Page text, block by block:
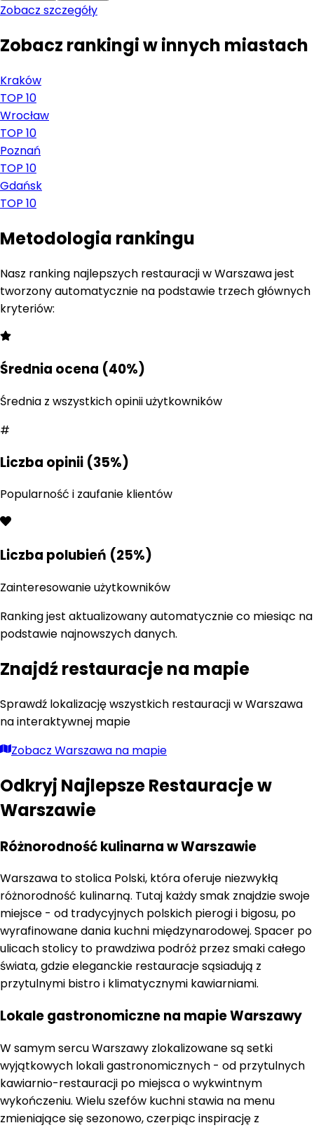
Zobacz szczegóły
Zobacz rankingi w innych miastach
Kraków
TOP 10
Wrocław
TOP 10
Poznań
TOP 10
Gdańsk
TOP 10
Metodologia rankingu
Nasz ranking najlepszych restauracji wWarszawajest
tworzony automatycznie na podstawie trzech głównych
kryteriów:
Średnia ocena (40%)
Średnia z wszystkich opinii użytkowników
#
Liczba opinii (35%)
Popularność i zaufanie klientów
Liczba polubień (25%)
Zainteresowanie użytkowników
Ranking jest aktualizowany automatycznie co miesiąc na
podstawie najnowszych danych.
Znajdź restauracje na mapie
Sprawdź lokalizację wszystkich restauracji wWarszawa
na interaktywnej mapie
Zobacz Warszawa na mapie
Odkryj Najlepsze Restauracje w
Warszawie
Różnorodność kulinarna w Warszawie
Warszawa to stolica Polski, która oferuje niezwykłą
różnorodność kulinarną. Tutaj każdy smak znajdzie swoje
miejsce - od tradycyjnych polskich pierogi i bigosu, po
wyrafinowane dania kuchni międzynarodowej. Spacer po
ulicach stolicy to prawdziwa podróż przez smaki całego
świata, gdzie eleganckie restauracje sąsiadują z
przytulnymi bistro i klimatycznymi kawiarniami.
Lokale gastronomiczne na mapie Warszawy
W samym sercu Warszawy zlokalizowane są setki
wyjątkowych lokali gastronomicznych - od przytulnych
kawiarnio-restauracji po miejsca o wykwintnym
wykończeniu. Wielu szefów kuchni stawia na menu
zmieniające się sezonowo, czerpiąc inspirację z